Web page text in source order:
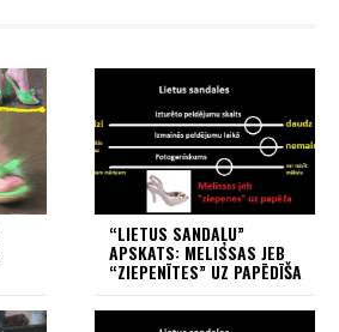
“LIETUS SANDAĻU”
APSKATS: MELISSAS JEB
“ZIEPENĪTES” UZ PAPĒDĪŠA